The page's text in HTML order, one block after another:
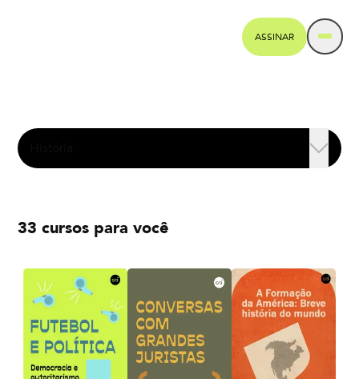
ASSINAR
33 cursos para você